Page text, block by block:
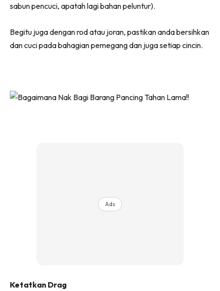
sabun pencuci, apatah lagi bahan peluntur).
Begitu juga dengan rod atau joran, pastikan anda bersihkan
dan cuci pada bahagian pemegang dan juga setiap cincin.
Ads
Ketatkan Drag